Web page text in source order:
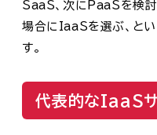
SaaS、次にPaaSを検
場合にIaaSを選ぶ、と
す。
代表的なIaaS